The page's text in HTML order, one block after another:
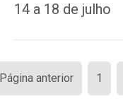
14 a 18 de julho
Paginação
de
anterior 1